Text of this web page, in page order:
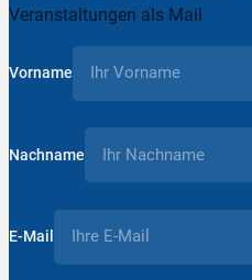
Veranstaltungen als Mail
Vorname
Nachname
E-Mail